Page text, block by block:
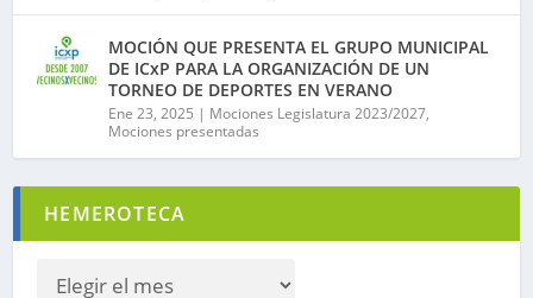
MOCIÓN QUE PRESENTA EL GRUPO MUNICIPAL
DE ICxP PARA LA ORGANIZACIÓN DE UN
TORNEO DE DEPORTES EN VERANO
Ene 23, 2025 | Mociones Legislatura 2023/2027,
Mociones presentadas
HEMEROTECA